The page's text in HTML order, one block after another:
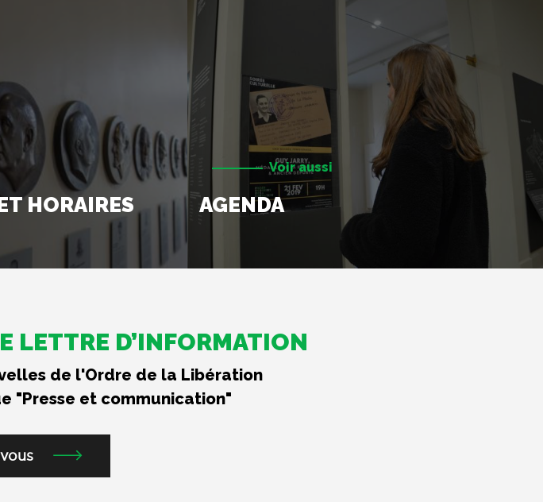
HORAIRES
Voir aussi
AGENDA
LETTRE D’INFORMATION
de l'Ordre de la Libération
"Presse et communication"